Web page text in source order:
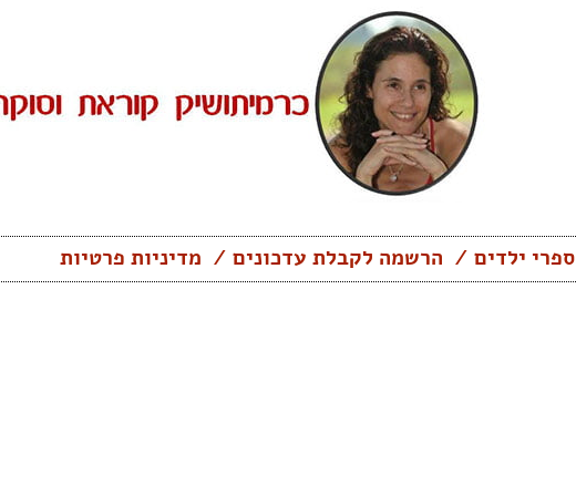
ספרי ילדים הרשמה לקבלת עדכונים מדיניות פרטיות